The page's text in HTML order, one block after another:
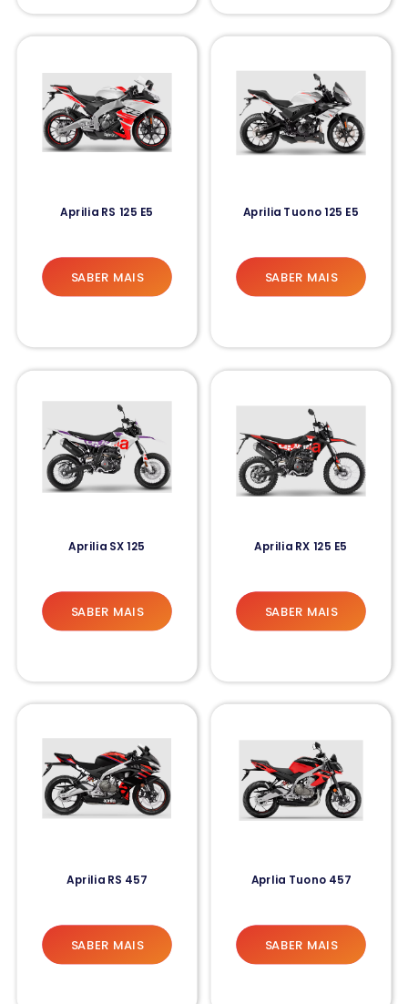
Aprilia RS 125 E5
SABER MAIS
Aprilia Tuono 125 E5
SABER MAIS
Aprilia SX 125
SABER MAIS
Aprilia RX 125 E5
SABER MAIS
Aprilia RS 457
SABER MAIS
Aprlia Tuono 457
SABER MAIS